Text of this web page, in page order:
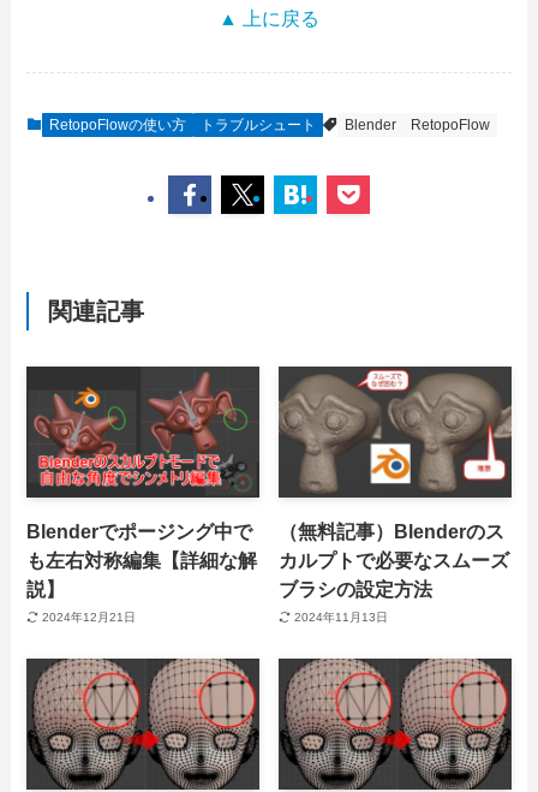
▲ 上に戻る
RetopoFlowの使い方 トラブルシュート Blender RetopoFlow
関連記事
Blenderでポージング中で
も左右対称編集【詳細な解
説】
2024年12月21日
（無料記事）Blenderのス
カルプトで必要なスムーズ
ブラシの設定方法
2024年11月13日